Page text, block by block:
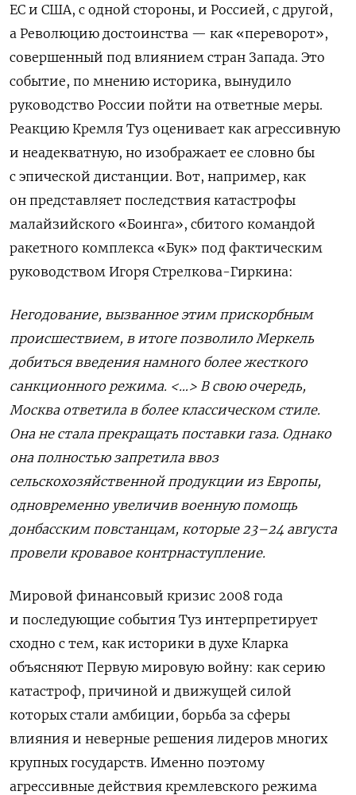
ЕС и США, с одной стороны, и Россией, с другой,
а Революцию достоинства — как «переворот»,
совершенный под влиянием стран Запада. Это
событие, по мнению историка, вынудило
руководство России пойти на ответные меры.
Реакцию Кремля Туз оценивает как агрессивную
и неадекватную, но изображает ее словно бы
с эпической дистанции. Вот, например, как
он представляет последствия катастрофы
малайзийского «Боинга», сбитого командой
ракетного комплекса «Бук» под фактическим
руководством Игоря Стрелкова-Гиркина:
Негодование, вызванное этим прискорбным
происшествием, в итоге позволило Меркель
добиться введения намного более жесткого
санкционного режима. <…> В свою очередь,
Москва ответила в более классическом стиле.
Она не стала прекращать поставки газа. Однако
она полностью запретила ввоз
сельскохозяйственной продукции из Европы,
одновременно увеличив военную помощь
донбасским повстанцам, которые 23–24 августа
провели кровавое контрнаступление.
Мировой финансовый кризис 2008 года
и последующие события Туз интерпретирует
сходно с тем, как историки в духе Кларка
объясняют Первую мировую войну: как серию
катастроф, причиной и движущей силой
которых стали амбиции, борьба за сферы
влияния и неверные решения лидеров многих
крупных государств. Именно поэтому
агрессивные действия кремлевского режима